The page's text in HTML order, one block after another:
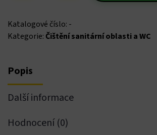
Katalogové číslo: -
Kategorie: Čištění sanitární oblasti a WC
Popis
Další informace
Hodnocení (0)